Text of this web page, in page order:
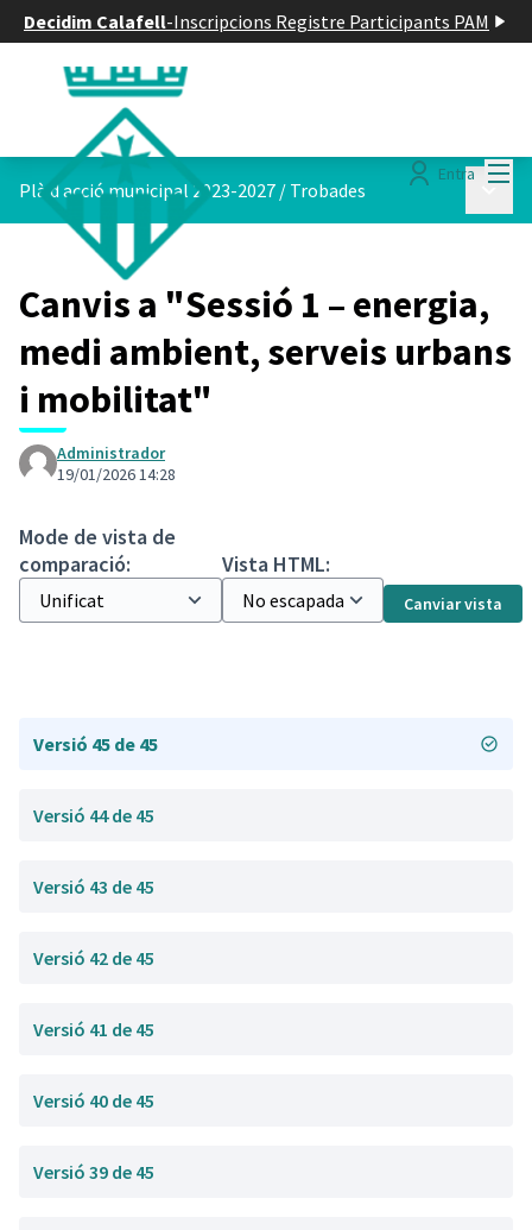
Decidim Calafell-Inscripcions Registre Participants PAM
Entra
Plà d acció municipal 2023-2027 / Trobades
Canvis a "Sessió 1 – energia,
medi ambient, serveis urbans
i mobilitat"
Administrador
19/01/2026 14:28
Mode de vista de
comparació:
Vista HTML:
Canviar vista
Versió 45 de 45
Versió 44 de 45
Versió 43 de 45
Versió 42 de 45
Versió 41 de 45
Versió 40 de 45
Versió 39 de 45